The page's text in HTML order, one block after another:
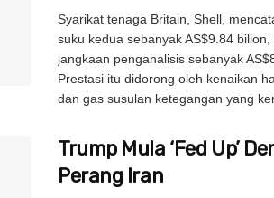
Syarikat tenaga Britain, Shell,
suku kedua sebanyak AS$9.84
jangkaan penganalisis sebanyak
Prestasi itu didorong oleh kenaikan
dan gas susulan ketegangan yang
Trump Mula ‘Fed Up’
Perang Iran